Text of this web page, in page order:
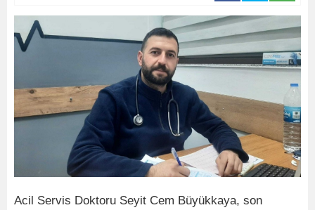
Acil Servis Doktoru Seyit Cem Büyükkaya, son